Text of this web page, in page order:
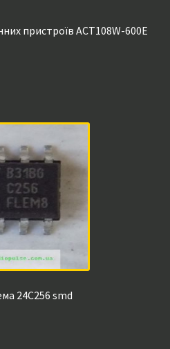
пристроїв ACT108W-600E
24C256 smd